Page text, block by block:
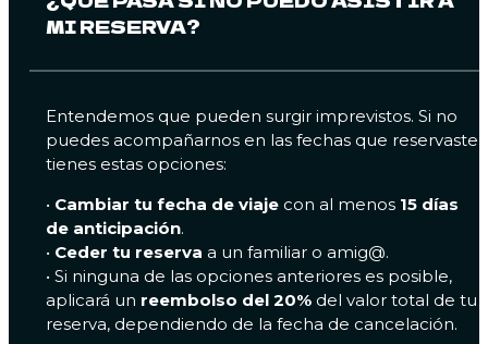
MI RESERVA?
Entendemos que pueden surgir imprevistos. Si no
puedes acompañarnos en las fechas que reservaste,
tienes estas opciones:
• Cambiar tu fecha de viaje con al menos 15 días
de anticipación.
• Ceder tu reserva a un familiar o amig@.
• Si ninguna de las opciones anteriores es posible,
aplicará un reembolso del 20% del valor total de tu
reserva, dependiendo de la fecha de cancelación.